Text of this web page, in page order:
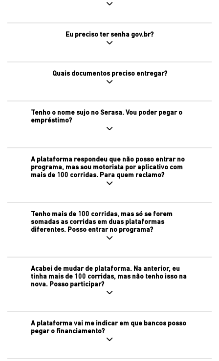
Eu preciso ter senha gov.br?
Quais documentos preciso entregar?
Tenho o nome sujo no Serasa. Vou poder pegar o
empréstimo?
A plataforma respondeu que não posso entrar no
programa, mas sou motorista por aplicativo com
mais de 100 corridas. Para quem reclamo?
Tenho mais de 100 corridas, mas só se forem
somadas as corridas em duas plataformas
diferentes. Posso entrar no programa?
Acabei de mudar de plataforma. Na anterior, eu
tinha mais de 100 corridas, mas não tenho isso na
nova. Posso participar?
A plataforma vai me indicar em que bancos posso
pegar o financiamento?